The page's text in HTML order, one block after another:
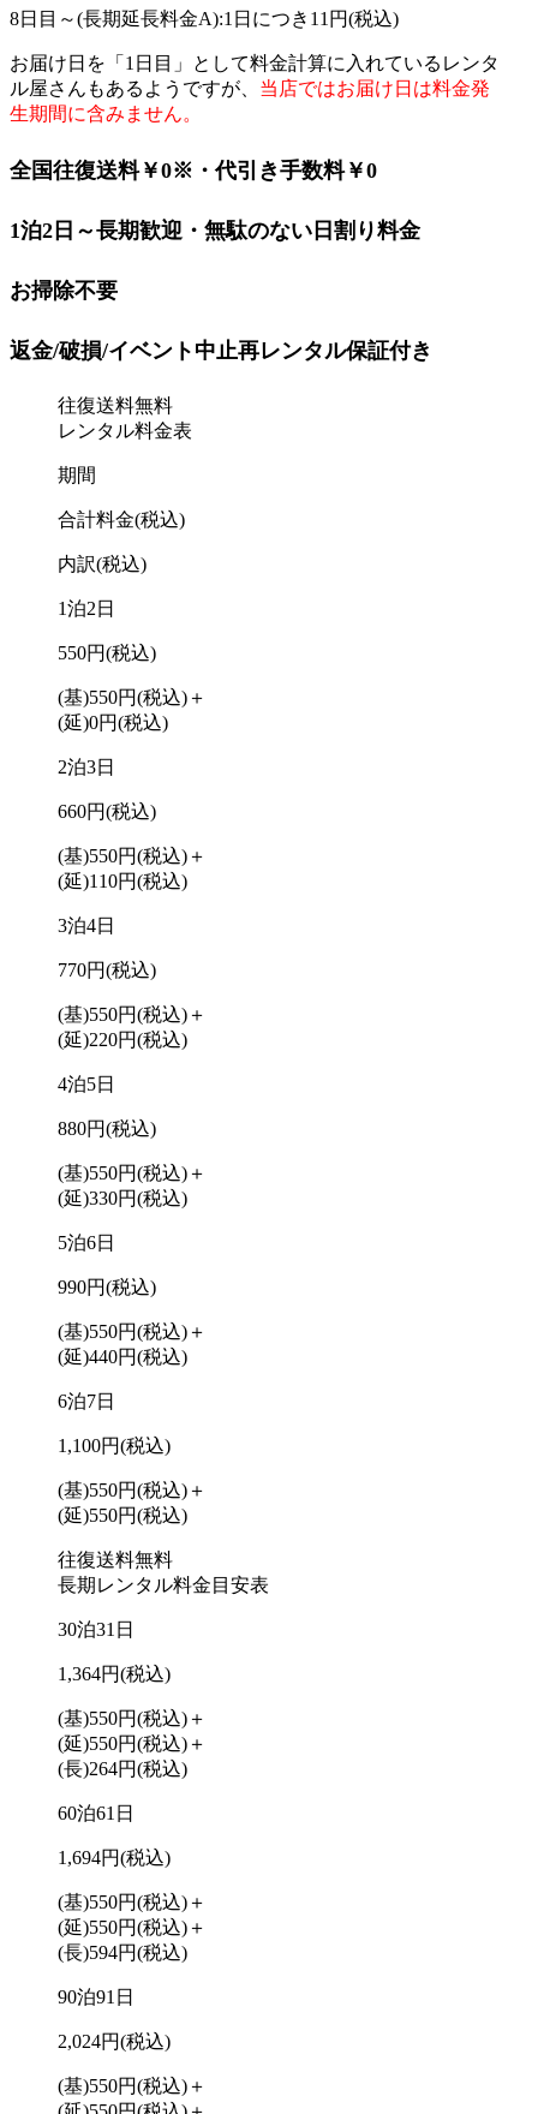
8日目～(長期延長料金A):1日につき 11円(税込)
お届け日を「1日目」として料金計算に入れているレンタ
ル屋さんもあるようですが、 当店ではお届け日は料金発
生期間に含みません。
全国往復送料￥0※ ・代引き手数料￥0
1泊2日～長期歓迎・無駄のない日割り料金
お掃除不要
返金/破損/イベント中止再レンタル保証付き
往復送料無料
レンタル料金表
期間
合計料金(税込)
内訳(税込)
1泊2日
550円(税込)
(基)550円(税込)＋
(延)0円(税込)
2泊3日
660円(税込)
(基)550円(税込)＋
(延)110円(税込)
3泊4日
770円(税込)
(基)550円(税込)＋
(延)220円(税込)
4泊5日
880円(税込)
(基)550円(税込)＋
(延)330円(税込)
5泊6日
990円(税込)
(基)550円(税込)＋
(延)440円(税込)
6泊7日
1,100円(税込)
(基)550円(税込)＋
(延)550円(税込)
往復送料無料
長期レンタル料金目安表
30泊31日
1,364円(税込)
(基)550円(税込)＋
(延)550円(税込)＋
(長)264円(税込)
60泊61日
1,694円(税込)
(基)550円(税込)＋
(延)550円(税込)＋
(長)594円(税込)
90泊91日
2,024円(税込)
(基)550円(税込)＋